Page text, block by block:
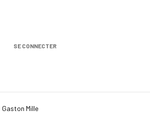
SE CONNECTER
Gaston Mille